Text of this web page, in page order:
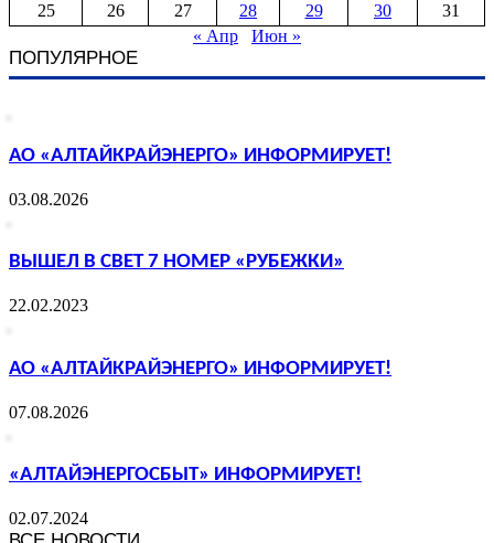
25
26 27 28 29 30
31
« Апр
Июн »
ПОПУЛЯРНОЕ
АО «АЛТАЙКРАЙЭНЕРГО» ИНФОРМИРУЕТ!
03.08.2026
ВЫШЕЛ В СВЕТ 7 НОМЕР «РУБЕЖКИ»
22.02.2023
АО «АЛТАЙКРАЙЭНЕРГО» ИНФОРМИРУЕТ!
07.08.2026
«АЛТАЙЭНЕРГОСБЫТ» ИНФОРМИРУЕТ!
02.07.2024